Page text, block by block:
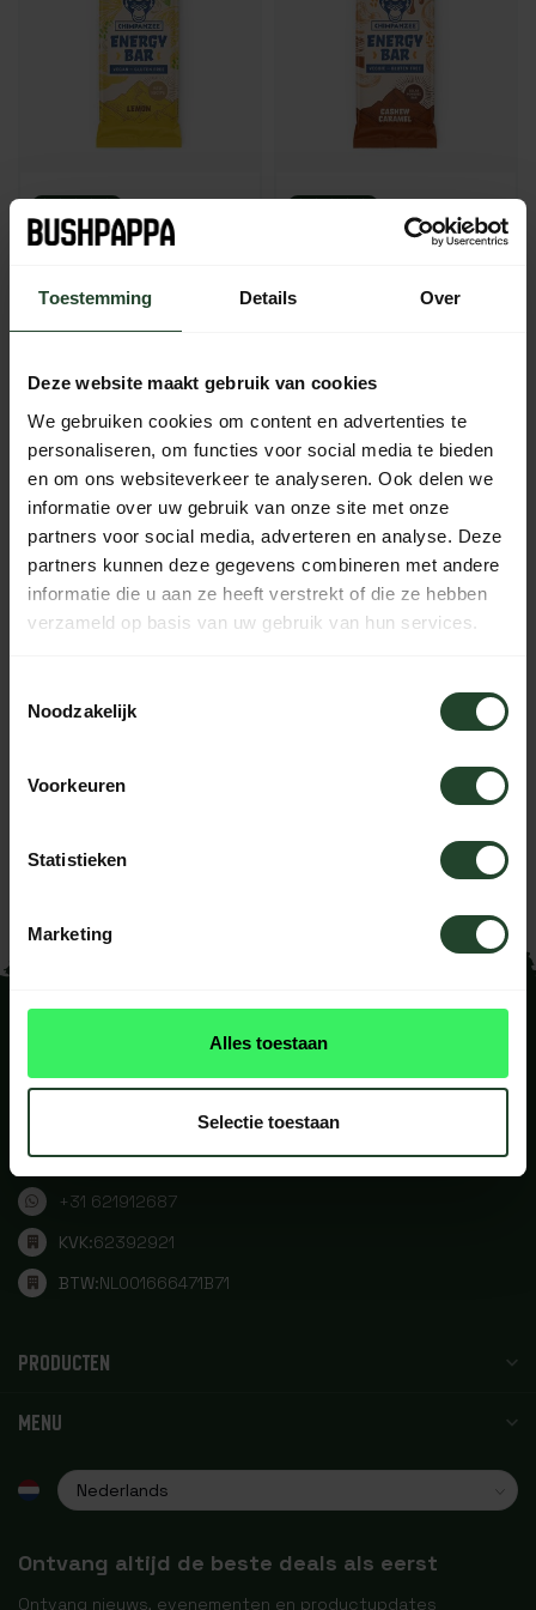
Toestemming Details Over
Deze website maakt gebruik van cookies
We gebruiken cookies om content en advertenties te
personaliseren, om functies voor social media te bieden
en om ons websiteverkeer te analyseren. Ook delen we
informatie over uw gebruik van onze site met onze
partners voor social media, adverteren en analyse. Deze
partners kunnen deze gegevens combineren met andere
informatie die u aan ze heeft verstrekt of die ze hebben
verzameld op basis van uw gebruik van hun services.
Noodzakelijk
Voorkeuren
Statistieken
Marketing
Alles toestaan
Selectie toestaan
Chimpanzee Energy
Energiereep met
Citroen 55 g
Op voorraad
Chimpanzee Energy
Vegan Energiereep 55
Op voorraad
Vegan Energiereep 55
2,20
Chimpanzee Energy
Energiereep 55 g
WIJ NEMEN JOU MEE OP AVONTUUR
Walserij 43, Noordwijkerhout
info@bushpappa.nl
+31 621912687
KVK:62392921
BTW:NL001666471B71
PRODUCTEN
MENU
Ontvang altijd de beste deals als eerst
Ontvang nieuws, evenementen en productupdates